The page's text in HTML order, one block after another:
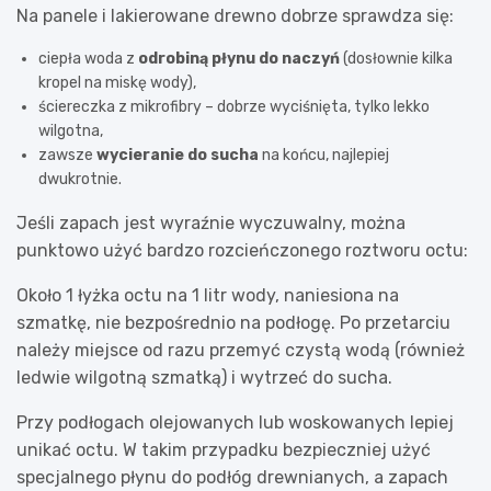
Na panele i lakierowane drewno dobrze sprawdza się:
ciepła woda z odrobiną płynu do naczyń(dosłownie kilka
kropel na miskę wody),
ściereczka z mikrofibry – dobrze wyciśnięta, tylko lekko
wilgotna,
zawsze wycieranie do sucha na końcu, najlepiej
dwukrotnie.
Jeśli zapach jest wyraźnie wyczuwalny, można
punktowo użyć bardzo rozcieńczonego roztworu octu:
Około 1 łyżka octu na 1 litr wody, naniesiona na
szmatkę, nie bezpośrednio na podłogę. Po przetarciu
należy miejsce od razu przemyć czystą wodą (również
ledwie wilgotną szmatką) i wytrzeć do sucha.
Przy podłogach olejowanych lub woskowanych lepiej
unikać octu. W takim przypadku bezpieczniej użyć
specjalnego płynu do podłóg drewnianych, a zapach